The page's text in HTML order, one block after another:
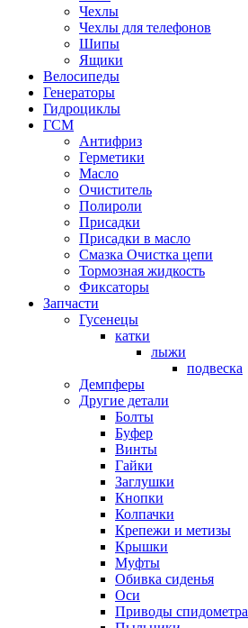
Чехлы
Чехлы для телефонов
Шипы
Ящики
Велосипеды
Генераторы
Гидроциклы
ГСМ
Антифриз
Герметики
Масло
Очиститель
Полироли
Присадки
Присадки в масло
Смазка Очистка цепи
Тормозная жидкость
Фиксаторы
Запчасти
Гусенецы
катки
лыжи
подвеска
Демпферы
Другие детали
Болты
Буфер
Винты
Гайки
Заглушки
Кнопки
Колпачки
Крепежи и метизы
Крышки
Муфты
Обивка сиденья
Оси
Приводы спидометра